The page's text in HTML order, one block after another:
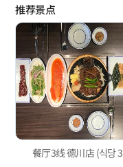
推荐景点
餐厅3线 德川店 (식당